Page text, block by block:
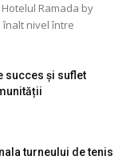
Hotelul Ramada by
nivel între
succes și suflet
turneului de tenis